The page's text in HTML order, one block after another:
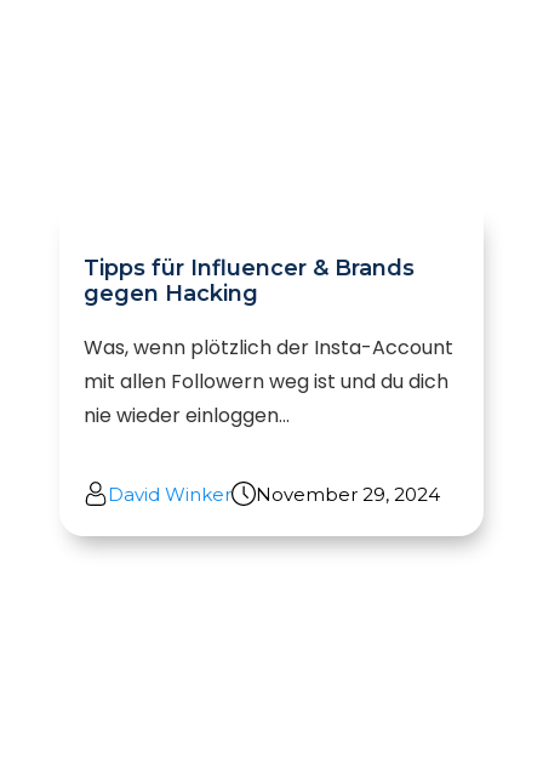
Tipps für Influencer & Brands
gegen Hacking
Was, wenn plötzlich der Insta-Account
mit allen Followern weg ist und du dich
nie wieder einloggen...
David Winker November 29, 2024